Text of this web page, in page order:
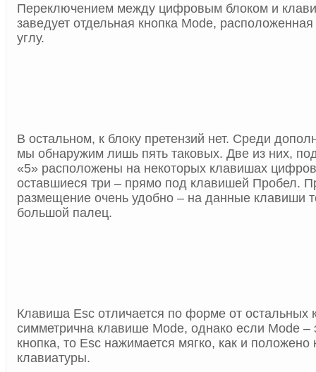
Переключением между цифровым блоком и
заведует отдельная кнопка Mode,
углу.
В остальном, к блоку претензий нет. Среди
мы обнаружим лишь пять таковых. Две из них,
«5» расположены на некоторых клавишах
оставшиеся три – прямо под клавишей Пробел.
размещение очень удобно – на данные клавиши
большой палец.
Клавиша Esc отличается по форме от остальных
симметрична клавише Mode, однако если Mode –
кнопка, то Esc нажимается мягко, как и
клавиатуры.